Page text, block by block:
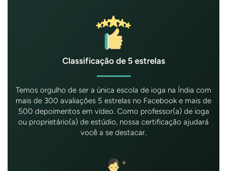
Classificação de 5 estrelas
Temos orgulho de ser a única escola de ioga na Índia com
mais de 300 avaliações 5 estrelas no Facebook e mais de
500 depoimentos em vídeo. Como professor(a) de ioga
ou proprietário(a) de estúdio, nossa certificação ajudará
você a se destacar.